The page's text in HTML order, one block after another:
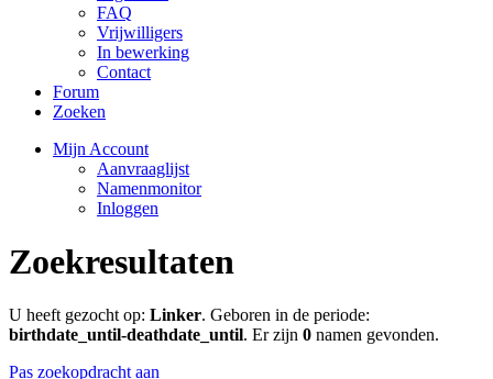
FAQ
Vrijwilligers
In bewerking
Contact
Forum
Zoeken
Mijn Account
Aanvraaglijst
Namenmonitor
Inloggen
Zoekresultaten
U heeft gezocht op: Linker. Geboren in de periode:
birthdate_until-deathdate_until. Er zijn 0 namen gevonden.
Pas zoekopdracht aan